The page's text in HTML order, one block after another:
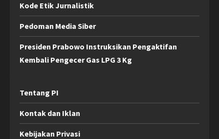
Kode Etik Jurnalistik
Pedoman Media Siber
Presiden Prabowo Instruksikan Pengaktifan
Kembali Pengecer Gas LPG 3 Kg
Tentang PI
Kontak dan Iklan
Kebijakan Privasi